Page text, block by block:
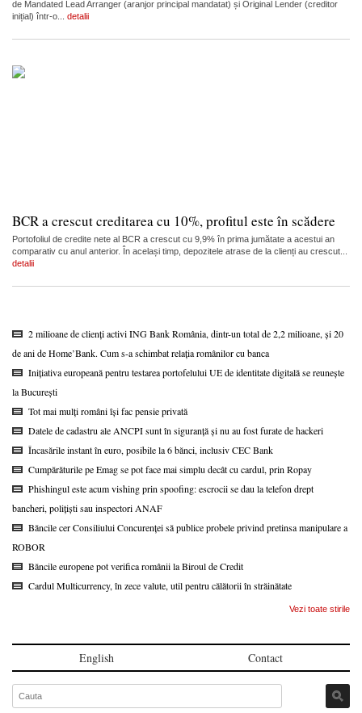
de Mandated Lead Arranger (aranjor principal mandatat) și Original Lender (creditor
inițial) într-o... detalii
BCR a crescut creditarea cu 10%, profitul este în scădere
Portofoliul de credite nete al BCR a crescut cu 9,9% în prima jumătate a acestui an
comparativ cu anul anterior. În același timp, depozitele atrase de la clienți au crescut...
detalii
2 milioane de clienți activi ING Bank România, dintr-un total de 2,2 milioane, și 20
de ani de Home’Bank. Cum s-a schimbat relația românilor cu banca
Inițiativa europeană pentru testarea portofelului UE de identitate digitală se reunește
la București
Tot mai mulți români își fac pensie privată
Datele de cadastru ale ANCPI sunt în siguranță și nu au fost furate de hackeri
Încasările instant în euro, posibile la 6 bănci, inclusiv CEC Bank
Cumpărăturile pe Emag se pot face mai simplu decât cu cardul, prin Ropay
Phishingul este acum vishing prin spoofing: escrocii se dau la telefon drept
bancheri, polițiști sau inspectori ANAF
Băncile cer Consiliului Concurenței să publice probele privind pretinsa manipulare a
ROBOR
Băncile europene pot verifica românii la Biroul de Credit
Cardul Multicurrency, în zece valute, util pentru călătorii în străinătate
Vezi toate stirile
English Contact